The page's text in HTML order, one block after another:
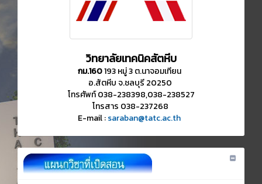
วิทยาลัยเทคนิคสัตหีบ
กม.160193 หมู่ 3 ต.นาจอมเทียน
อ.สัตหีบ จ.ชลบุรี 20250
โทรศัพท์ 038-238398,038-238527
โทรสาร 038-237268
E-mail :saraban@tatc.ac.th